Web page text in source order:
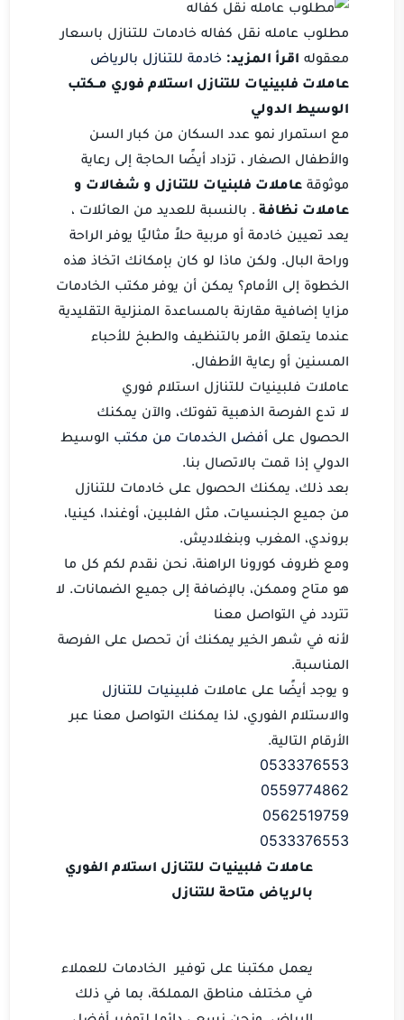
مطلوب عامله نقل كفاله خادمات للتنازل باسعار
معقوله اقرأ المزيد: خادمة للتنازل بالرياض
عاملات فلبينيات للتنازل استلام فوري مــكتب
الوسيط الدولي
مع استمرار نمو عدد السكان من كبار السن
والأطفال الصغار ، تزداد أيضًا الحاجة إلى رعاية
موثوقة عاملات فلبنيات للتنازل و شغالات و
عاملات نظافة . بالنسبة للعديد من العائلات ،
يعد تعيين خادمة أو مربية حلاً مثاليًا يوفر الراحة
وراحة البال. ولكن ماذا لو كان بإمكانك اتخاذ هذه
الخطوة إلى الأمام؟ يمكن أن يوفر مكتب الخادمات
مزايا إضافية مقارنة بالمساعدة المنزلية التقليدية
عندما يتعلق الأمر بالتنظيف والطبخ للأحباء
المسنين أو رعاية الأطفال.
عاملات فلبينيات للتنازل استلام فوري
لا تدع الفرصة الذهبية تفوتك، والآن يمكنك
الحصول على أفضل الخدمات من مكتب الوسيط
الدولي إذا قمت بالاتصال بنا.
بعد ذلك، يمكنك الحصول على خادمات للتنازل
من جميع الجنسيات، مثل الفلبين، أوغندا، كينيا،
بروندي، المغرب وبنغلاديش.
ومع ظروف كورونا الراهنة، نحن نقدم لكم كل ما
هو متاح وممكن، بالإضافة إلى جميع الضمانات. لا
تتردد في التواصل معنا
لأنه في شهر الخير يمكنك أن تحصل على الفرصة
المناسبة.
و يوجد أيضًا على عاملات فلبينيات للتنازل
والاستلام الفوري، لذا يمكنك التواصل معنا عبر
الأرقام التالية.
0533376553
0559774862
0562519759
0533376553
عاملات فلبينيات للتنازل استلام الفوري
بالرياض متاحة للتنازل
يعمل مكتبنا على توفير الخادمات للعملاء
في مختلف مناطق المملكة، بما في ذلك